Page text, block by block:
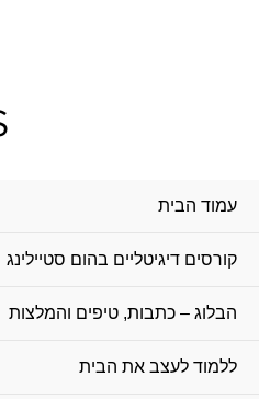
עמוד הבית
קורסים דיגיטליים בהום סטיילינג
הבלוג – כתבות, טיפים והמלצות
ללמוד לעצב את הבית